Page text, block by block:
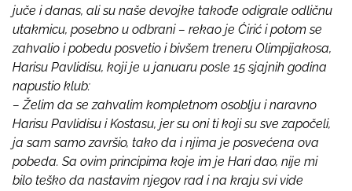
n
:
juče i danas, ali su naše devojke takođe odigrale odličnu
utakmicu, posebno u odbrani – rekao je Ćirić i potom se
zahvalio i pobedu posvetio i bivšem treneru Olimpijakosa,
Harisu Pavlidisu, koji je u januaru posle 15 sjajnih godina
napustio klub:
– Želim da se zahvalim kompletnom osoblju i naravno
Harisu Pavlidisu i Kostasu, jer su oni ti koji su sve započeli,
ja sam samo završio, tako da i njima je posvećena ova
pobeda. Sa ovim principima koje im je Hari dao, nije mi
bilo teško da nastavim njegov rad i na kraju svi vide